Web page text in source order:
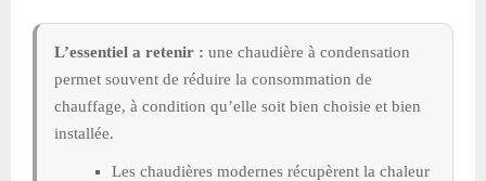
L’essentiel a retenir : une chaudière à condensation
permet souvent de réduire la consommation de
chauffage, à condition qu’elle soit bien choisie et bien
installée.
Les chaudières modernes récupèrent la chaleur